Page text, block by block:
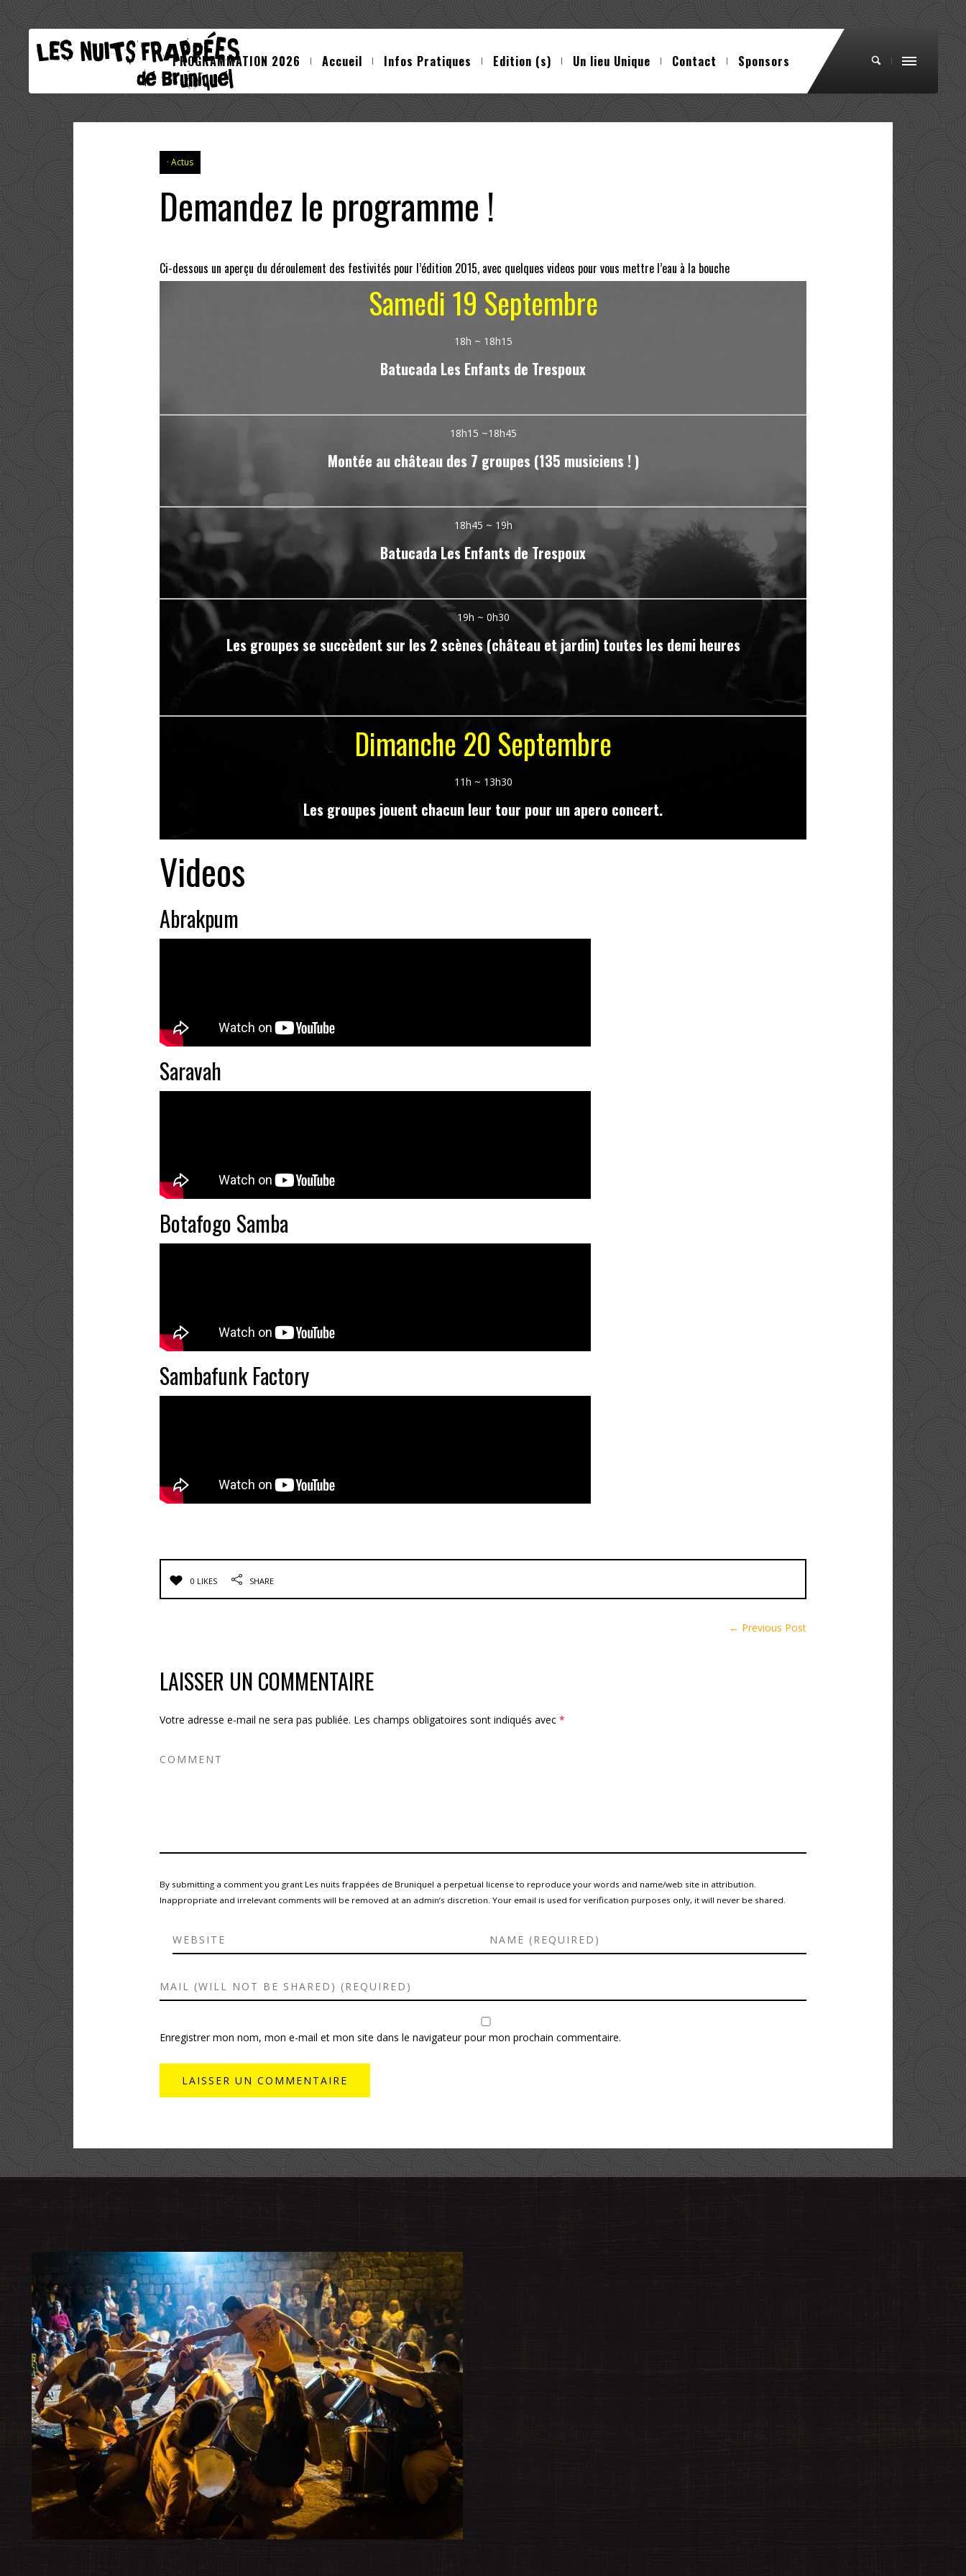
PROGRAMMATION 2026 Accueil Infos Pratiques Edition (s) Un lieu Unique Contact Sponsors
Actus
Demandez le programme !
Ci-dessous un aperçu du déroulement des festivités pour l’édition 2015, avec quelques videos pour vous mettre l’eau à la bouche
Samedi 19 Septembre
18h ~ 18h15
Batucada Les Enfants de Trespoux
18h15 ~18h45
Montée au château des 7 groupes (135 musiciens ! )
18h45 ~ 19h
Batucada Les Enfants de Trespoux
19h ~ 0h30
Les groupes se succèdent sur les 2 scènes (château et jardin) toutes les demi heures
Dimanche 20 Septembre
11h ~ 13h30
Les groupes jouent chacun leur tour pour un apero concert.
Videos
Abrakpum
Saravah
Botafogo Samba
Sambafunk Factory
0 LIKES SHARE
← Previous Post
LAISSER UN COMMENTAIRE
Votre adresse e-mail ne sera pas publiée. Les champs obligatoires sont indiqués avec *
By submitting a comment you grant Les nuits frappées de Bruniquel a perpetual license to reproduce your words and name/web site in attribution.
Inappropriate and irrelevant comments will be removed at an admin’s discretion. Your email is used for verification purposes only, it will never be shared.
Enregistrer mon nom, mon e-mail et mon site dans le navigateur pour mon prochain commentaire.